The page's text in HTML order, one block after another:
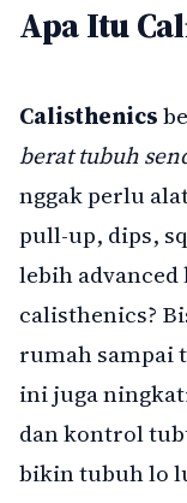
Apa Itu
Calisthenics
berat tubuh
nggak perlu
pull-up, dips,
lebih
calisthenics?
rumah sampai
ini juga
dan kontrol
bikin tubuh lo